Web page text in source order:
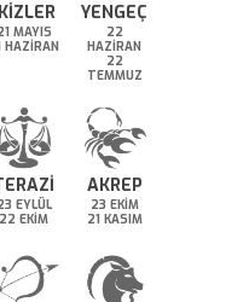
MAYIS
HAZİRAN
YENGEÇ
22
HAZİRAN
22
TEMMUZ
EYLÜL
22 EKİM
AKREP
23 EKİM
21 KASIM